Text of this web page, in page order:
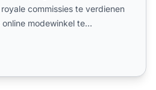
commissies te verdienen
modewinkel te